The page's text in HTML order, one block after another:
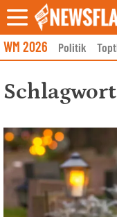
Skip
to
content
WM 2026 Politik